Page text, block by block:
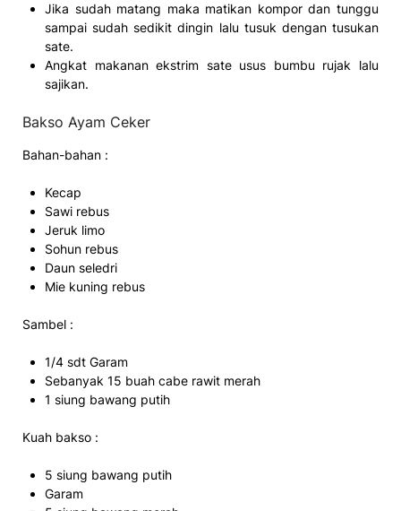
Jika sudah matang maka matikan kompor dan tunggu
sampai sudah sedikit dingin lalu tusuk dengan tusukan
sate.
Angkat makanan ekstrim sate usus bumbu rujak lalu
sajikan.
Bakso Ayam Ceker
Bahan-bahan :
Kecap
Sawi rebus
Jeruk limo
Sohun rebus
Daun seledri
Mie kuning rebus
Sambel :
1/4 sdt Garam
Sebanyak 15 buah cabe rawit merah
1 siung bawang putih
Kuah bakso :
5 siung bawang putih
Garam